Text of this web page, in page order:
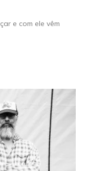
e com ele vêm